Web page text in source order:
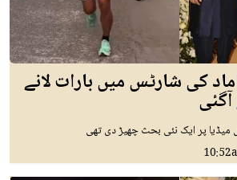
کی شارٹس میں بارات لانے
پر ایک نئی بحث چھیڑ دی تھی